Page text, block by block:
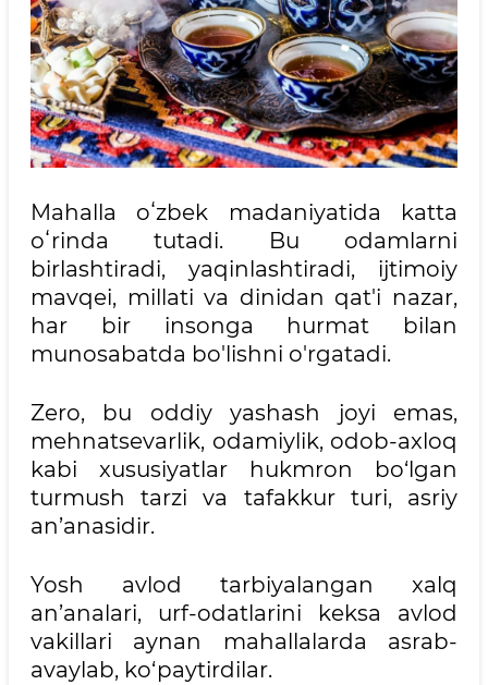
Mahalla oʻzbek madaniyatida katta
oʻrinda tutadi. Bu odamlarni
birlashtiradi, yaqinlashtiradi, ijtimoiy
mavqei, millati va dinidan qat'i nazar,
har bir insonga hurmat bilan
munosabatda bo'lishni o'rgatadi.
Zero, bu oddiy yashash joyi emas,
mehnatsevarlik, odamiylik, odob-axloq
kabi xususiyatlar hukmron bo‘lgan
turmush tarzi va tafakkur turi, asriy
an’anasidir.
Yosh avlod tarbiyalangan xalq
an’analari, urf-odatlarini keksa avlod
vakillari aynan mahallalarda asrab-
avaylab, ko‘paytirdilar.